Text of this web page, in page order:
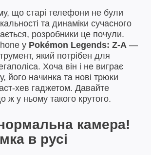
що старі телефони не були
та динаміки сучасного
розробники це почули.
у Pokémon Legends: Z-A —
який потрібен для
Хоча він і не виграє
його начинка та нові трюки
хев гаджетом. Давайте
ж у ньому такого крутого.
камера!
в русі